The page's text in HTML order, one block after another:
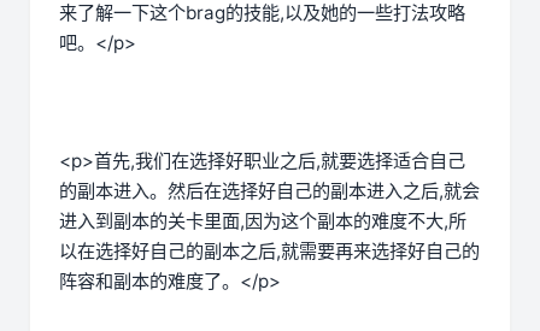
来了解一下这个brag的技能,以及她的一些打法攻略
吧。</p>
<p>首先,我们在选择好职业之后,就要选择适合自己
的副本进入。然后在选择好自己的副本进入之后,就会
进入到副本的关卡里面,因为这个副本的难度不大,所
以在选择好自己的副本之后,就需要再来选择好自己的
阵容和副本的难度了。</p>